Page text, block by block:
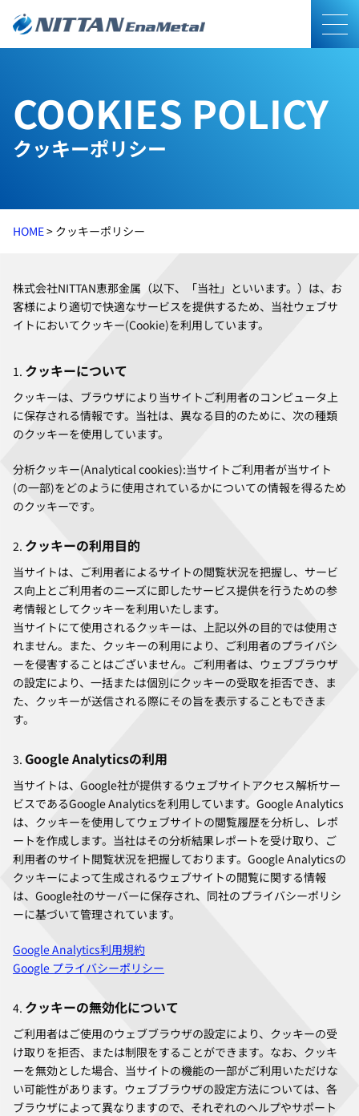
メ
COOKIES POLICY
クッキーポリシー
HOME> クッキーポリシー
株式会社NITTAN恵那金属（以下、「当社」といいます。）は、お
客様により適切で快適なサービスを提供するため、当社ウェブサ
イトにおいてクッキー(Cookie)を利用しています。
クッキーについて
クッキーは、ブラウザにより当サイトご利用者のコンピュータ上
に保存される情報です。当社は、異なる目的のために、次の種類
のクッキーを使用しています。
分析クッキー(Analytical cookies):当サイトご利用者が当サイト
(の一部)をどのように使用されているかについての情報を得るため
のクッキーです。
クッキーの利用目的
当サイトは、ご利用者によるサイトの閲覧状況を把握し、サービ
ス向上とご利用者のニーズに即したサービス提供を行うための参
考情報としてクッキーを利用いたします。
当サイトにて使用されるクッキーは、上記以外の目的では使用さ
れません。また、クッキーの利用により、ご利用者のプライバシ
ーを侵害することはございません。ご利用者は、ウェブブラウザ
の設定により、一括または個別にクッキーの受取を拒否でき、ま
た、クッキーが送信される際にその旨を表示することもできま
す。
Google Analyticsの利用
当サイトは、Google社が提供するウェブサイトアクセス解析サー
ビスであるGoogle Analyticsを利用しています。Google Analytics
は、クッキーを使用してウェブサイトの閲覧履歴を分析し、レポ
ートを作成します。当社はその分析結果レポートを受け取り、ご
利用者のサイト閲覧状況を把握しております。Google Analyticsの
クッキーによって生成されるウェブサイトの閲覧に関する情報
は、Google社のサーバーに保存され、同社のプライバシーポリシ
ーに基づいて管理されています。
Google Analytics利用規約
Google プライバシーポリシー
クッキーの無効化について
ご利用者はご使用のウェブブラウザの設定により、クッキーの受
け取りを拒否、または制限をすることができます。なお、クッキ
ーを無効とした場合、当サイトの機能の一部がご利用いただけな
い可能性があります。ウェブブラウザの設定方法については、各
ブラウザによって異なりますので、それぞれのヘルプやサポート